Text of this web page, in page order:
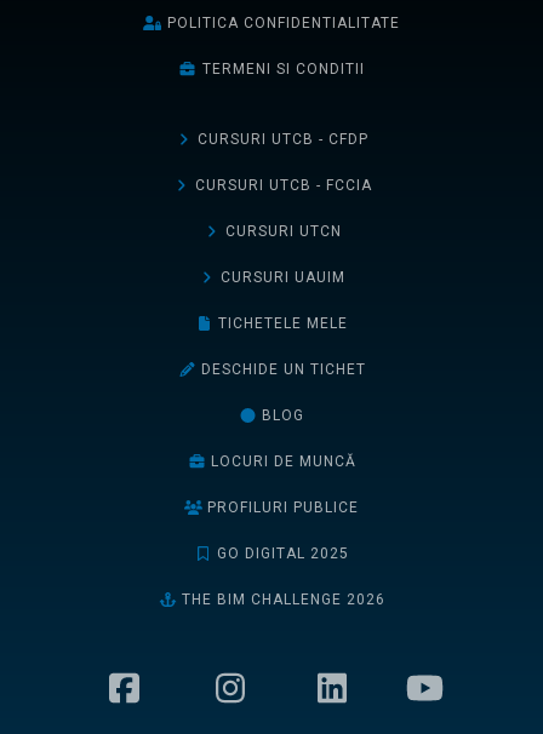
POLITICA CONFIDENTIALITATE
TERMENI SI CONDITII
CURSURI UTCB - CFDP
CURSURI UTCB - FCCIA
CURSURI UTCN
CURSURI UAUIM
TICHETELE MELE
DESCHIDE UN TICHET
BLOG
LOCURI DE MUNCĂ
PROFILURI PUBLICE
GO DIGITAL 2025
THE BIM CHALLENGE 2026